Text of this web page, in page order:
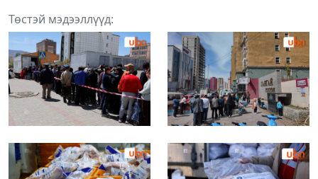
Төстэй мэдээллүүд: